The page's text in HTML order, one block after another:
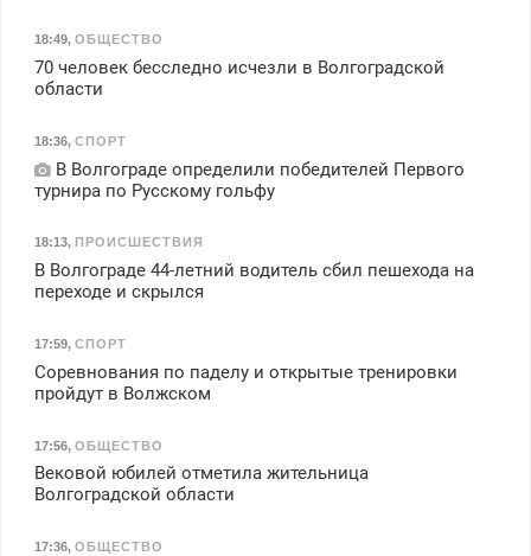
18:49, ОБЩЕСТВО
70 человек бесследно исчезли в Волгоградской
области
18:36, СПОРТ
В Волгограде определили победителей Первого
турнира по Русскому гольфу
18:13, ПРОИСШЕСТВИЯ
В Волгограде 44-летний водитель сбил пешехода на
переходе и скрылся
17:59, СПОРТ
Соревнования по паделу и открытые тренировки
пройдут в Волжском
17:56, ОБЩЕСТВО
Вековой юбилей отметила жительница
Волгоградской области
17:36, ОБЩЕСТВО